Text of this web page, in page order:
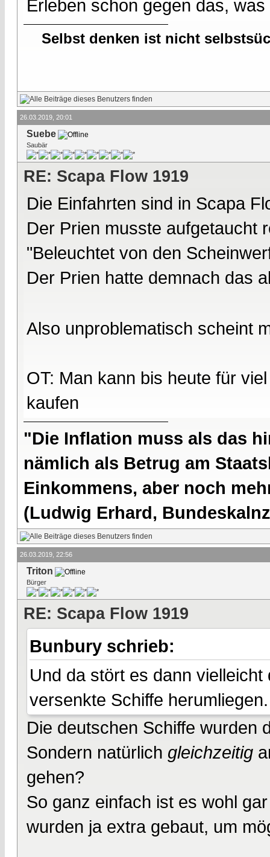
Erleben schon gegen das,
Selbst denken ist nicht
26.03.2019, 20:01
Suebe
Saubär
RE: Scapa Flow 1919
Die Einfahrten sind in Scapa
Der Prien musste aufgetaucht
"Beleuchtet von den
Der Prien hatte demnach das
Also unproblematisch scheint
OT: Man kann bis heute für
kaufen
"Die Inflation muss als das
nämlich als Betrug am
Einkommens, aber noch
(Ludwig Erhard,
26.03.2019, 22:56
Triton
Bürger
RE: Scapa Flow 1919
Bunbury schrieb:
Und da stört es dann
versenkte Schiffe herumliegen.
Die deutschen Schiffe wurden
Sondern natürlich gleichzeitig
gehen?
So ganz einfach ist es wohl
wurden ja extra gebaut, um